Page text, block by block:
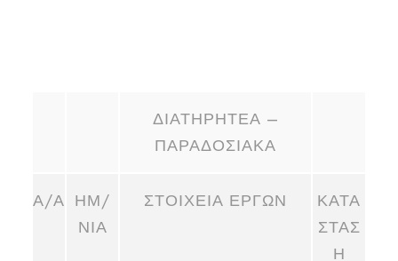
ΔΙΑΤΗΡΗΤΕΑ –
ΠΑΡΑΔΟΣΙΑΚΑ
Α/Α ΗΜ/
ΝΙΑ
ΣΤΟΙΧΕΙΑ ΕΡΓΩΝ
ΚΑΤΑ
ΣΤΑΣ
Η